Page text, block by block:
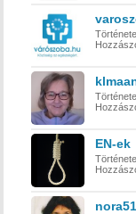
EN-ek
nora51